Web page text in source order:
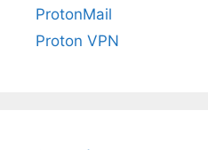
ProtonMail
Proton VPN